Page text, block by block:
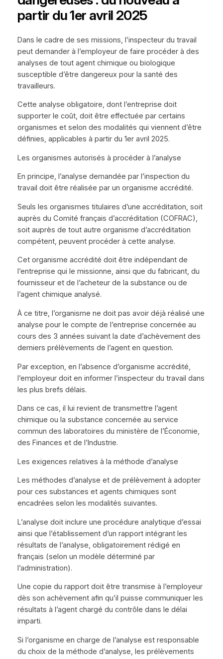
partir du 1er avril 2025
Dans le cadre de ses missions, l’inspecteur du travail
peut demander à l’employeur de faire procéder à des
analyses de tout agent chimique ou biologique
susceptible d’être dangereux pour la santé des
travailleurs.
Cette analyse obligatoire, dont l’entreprise doit
supporter le coût, doit être effectuée par certains
organismes et selon des modalités qui viennent d’être
définies, applicables à partir du 1er avril 2025.
Les organismes autorisés à procéder à l’analyse
En principe, l’analyse demandée par l’inspection du
travail doit être réalisée par un organisme accrédité.
Seuls les organismes titulaires d’une accréditation, soit
auprès du Comité français d’accréditation (COFRAC),
soit auprès de tout autre organisme d’accréditation
compétent, peuvent procéder à cette analyse.
Cet organisme accrédité doit être indépendant de
l’entreprise qui le missionne, ainsi que du fabricant, du
fournisseur et de l’acheteur de la substance ou de
l’agent chimique analysé.
À ce titre, l’organisme ne doit pas avoir déjà réalisé une
analyse pour le compte de l’entreprise concernée au
cours des 3 années suivant la date d’achèvement des
derniers prélèvements de l’agent en question.
Par exception, en l’absence d’organisme accrédité,
l’employeur doit en informer l’inspecteur du travail dans
les plus brefs délais.
Dans ce cas, il lui revient de transmettre l’agent
chimique ou la substance concernée au service
commun des laboratoires du ministère de l’Économie,
des Finances et de l’Industrie.
Les exigences relatives à la méthode d’analyse
Les méthodes d’analyse et de prélèvement à adopter
pour ces substances et agents chimiques sont
encadrées selon les modalités suivantes.
L’analyse doit inclure une procédure analytique d’essai
ainsi que l’établissement d’un rapport intégrant les
résultats de l’analyse, obligatoirement rédigé en
français (selon un modèle déterminé par
l’administration).
Une copie du rapport doit être transmise à l’employeur
dès son achèvement afin qu’il puisse communiquer les
résultats à l’agent chargé du contrôle dans le délai
imparti.
Si l’organisme en charge de l’analyse est responsable
du choix de la méthode d’analyse, les prélèvements